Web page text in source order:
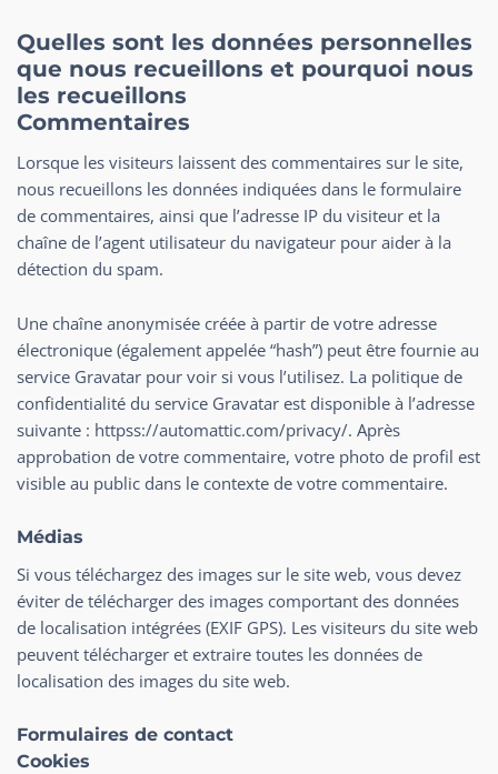
Quelles sont les données personnelles
que nous recueillons et pourquoi nous
les recueillons
Commentaires
Lorsque les visiteurs laissent des commentaires sur le site,
nous recueillons les données indiquées dans le formulaire
de commentaires, ainsi que l’adresse IP du visiteur et la
chaîne de l’agent utilisateur du navigateur pour aider à la
détection du spam.
Une chaîne anonymisée créée à partir de votre adresse
électronique (également appelée “hash”) peut être fournie au
service Gravatar pour voir si vous l’utilisez. La politique de
confidentialité du service Gravatar est disponible à l’adresse
suivante : httpss://automattic.com/privacy/. Après
approbation de votre commentaire, votre photo de profil est
visible au public dans le contexte de votre commentaire.
Médias
Si vous téléchargez des images sur le site web, vous devez
éviter de télécharger des images comportant des données
de localisation intégrées (EXIF GPS). Les visiteurs du site web
peuvent télécharger et extraire toutes les données de
localisation des images du site web.
Formulaires de contact
Cookies